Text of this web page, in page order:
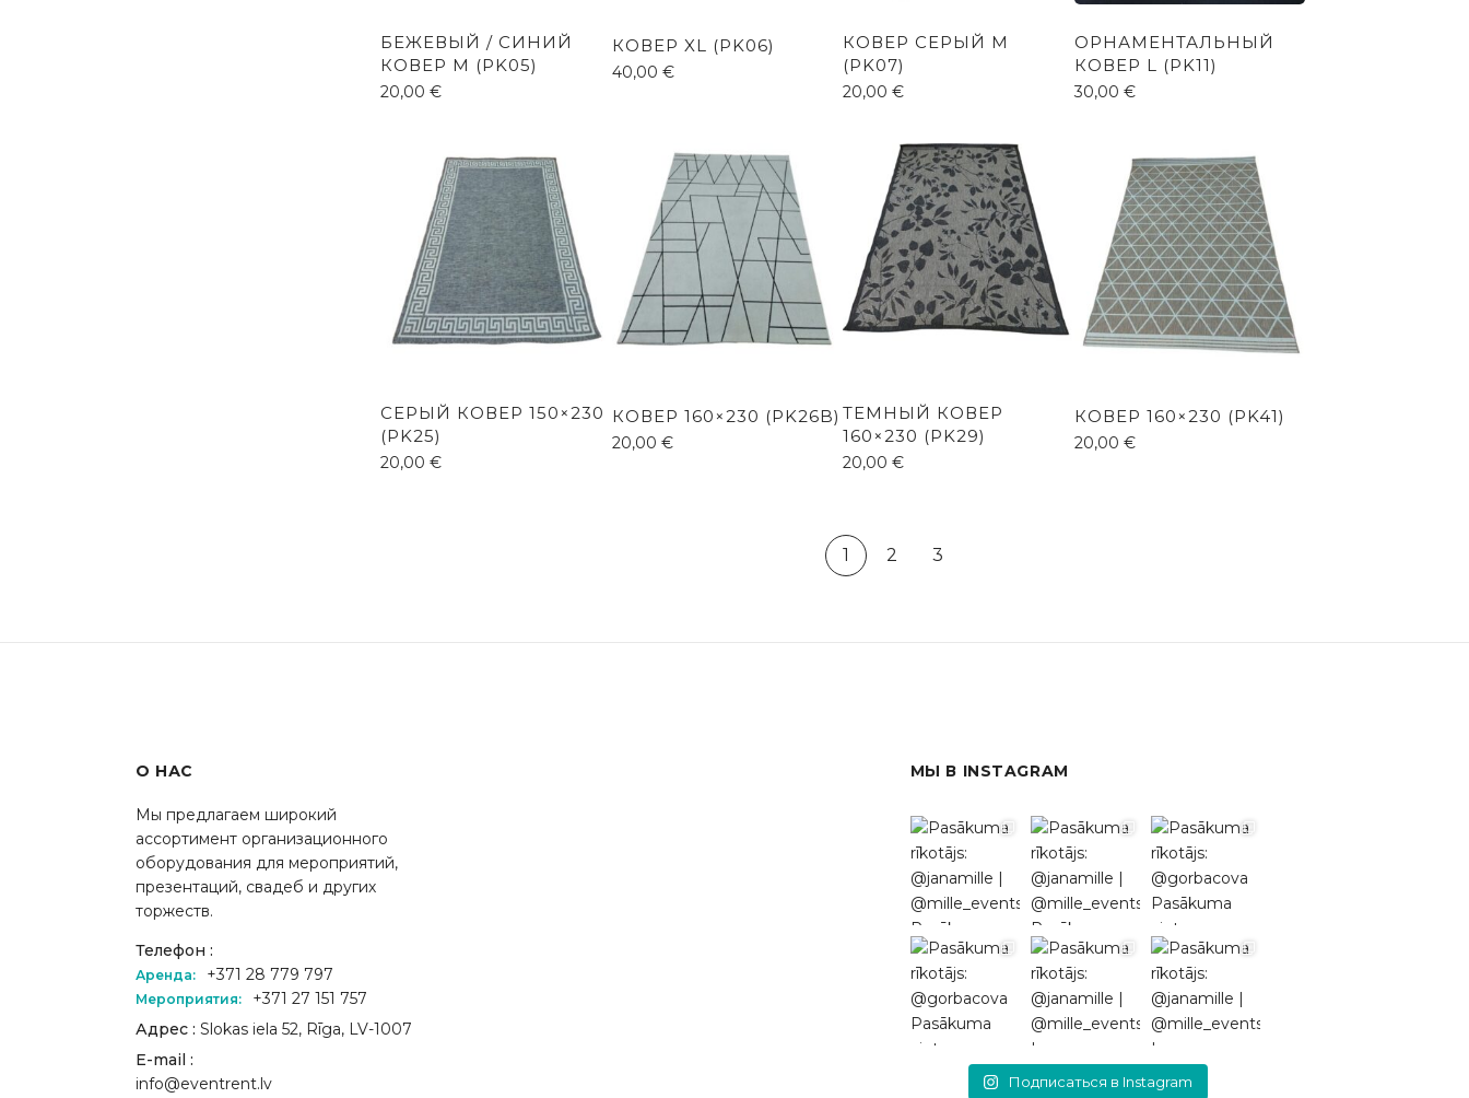
БЕЖЕВЫЙ / СИНИЙ
КОВЕР M (PK05)
20,00€
КОВЕР XL (PK06)
40,00 €
КОВЕР СЕРЫЙ M
(PK07)
20,00€
ОРНАМЕНТАЛЬНЫЙ
КОВЕР L (PK11)
30,00 €
СЕРЫЙ КОВЕР 150×230
(PK25)
20,00€
КОВЕР 160×230 (PK26B)
20,00 €
ТЕМНЫЙ КОВЕР
160×230 (PK29)
20,00€
КОВЕР 160×230 (PK41)
20,00 €
1 2 3
О НАС
Мы предлагаем широкий
ассортимент организационного
оборудования для мероприятий,
презентаций, свадеб и других
торжеств.
Телефон :
Аренда: +371 28 779 797
Мероприятия:
+371 27 151 757
Адрес : Slokas iela 52, Rīga, LV-1007
E-mail :
info@eventrent.lv
МЫ В INSTAGRAM
Подписаться в Instagram